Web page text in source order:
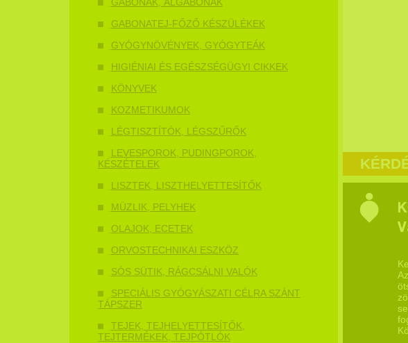
GABONATEJ-FŐZŐ KÉSZÜLÉKEK
GYÓGYNÖVÉNYEK, GYÓGYTEÁK
HIGIÉNIAI ÉS EGÉSZSÉGÜGYI CIKKEK
KÖNYVEK
KOZMETIKUMOK
LÉGTISZTÍTÓK, LÉGSZŰRŐK
LEVESPOROK, PUDINGPOROK,
KÉSZÉTELEK
LISZTEK, LISZTHELYETTESÍTŐK
MÜZLIK, PELYHEK
OLAJOK, ECETEK
ORVOSTECHNIKAI ESZKÖZ
SÓS SÜTIK, RÁGCSÁLNI VALÓK
SPECIÁLIS GYÓGYÁSZATI CÉLRA SZÁNT
TÁPSZER
TEJEK, TEJHELYETTESÍTŐK,
TEJTERMÉKEK, TEJPÓTLÓK